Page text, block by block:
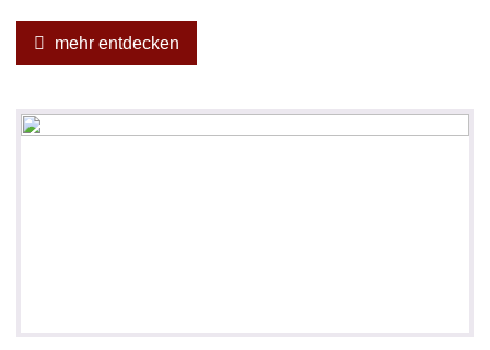
mehr entdecken